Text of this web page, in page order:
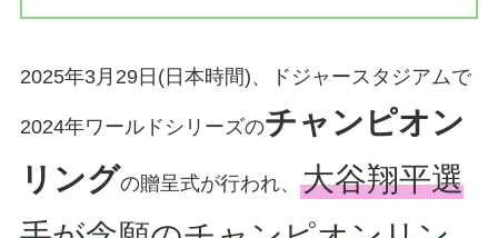
2025年3月29日(日本時間)、ドジャースタジアムで
2024年ワールドシリーズのチャンピオン
リングの贈呈式が行われ、 大谷翔平選